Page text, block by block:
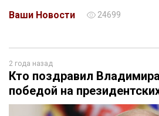
Ваши Новости
24699
2 года назад
Кто поздравил
победой на